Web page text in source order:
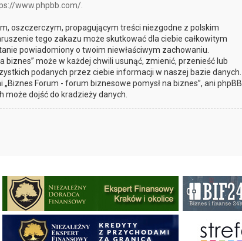
www.phpbb.com/.
oszczerczym, propagującym treści niezgodne z polskim
tego zakazu może skutkować dla ciebie całkowitym
powiadomiony o twoim niewłaściwym zachowaniu.
biznes” może w każdej chwili usunąć, zmienić, przenieść lub
podanych przez ciebie informacji w naszej bazie danych.
Forum - forum biznesowe pomysł na biznes”, ani phpBB
dojść do kradzieży danych.